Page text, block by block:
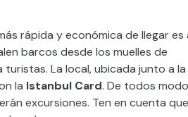
rápida y económica de llegar es
barcos desde los muelles de
La local, ubicada junto a la
la Istanbul Card. De todos
excursiones. Ten en cuenta que